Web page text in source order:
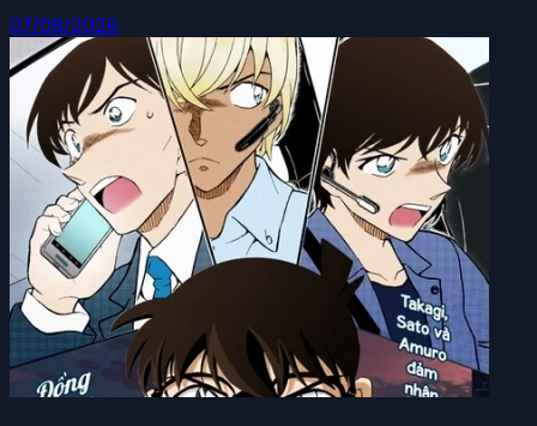
07/08/2026